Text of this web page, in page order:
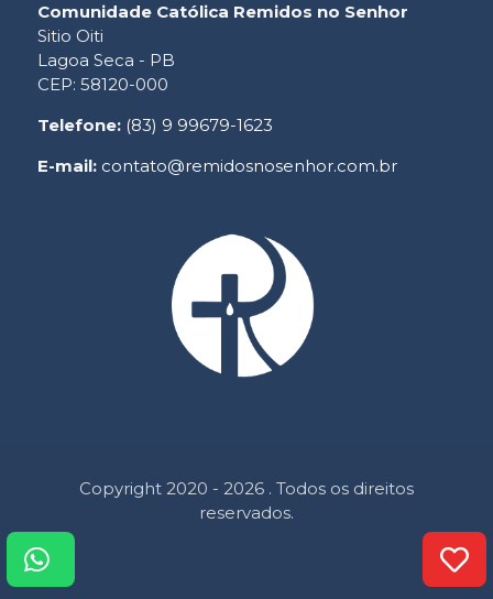
Comunidade Católica Remidos no Senhor
Sitio Oiti
Lagoa Seca - PB
CEP: 58120-000
Telefone: (83) 9 99679-1623
E-mail: contato@remidosnosenhor.com.br
Copyright 2020 - 2026 . Todos os direitos
reservados.